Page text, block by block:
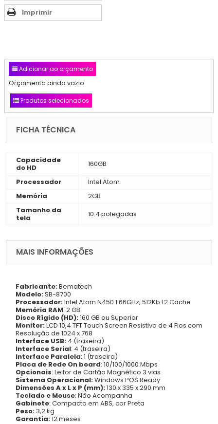
Imprimir
Adicionar ao orçamento
Orçamento ainda vazio
Produtos selecionados
FICHA TÉCNICA
Capacidade
do HD
160GB
Processador
Intel Atom
Memória
2GB
Tamanho da
tela
10.4 polegadas
MAIS INFORMAÇÕES
Fabricante:Bematech
Modelo:SB-8700
Processador:Intel Atom N450 1.66GHz, 512Kb L2 Cache
Memória RAM: 2 GB
Disco Rígido (HD):160 GB ou Superior
Monitor:LCD 10,4 TFT Touch Screen Resistiva de 4 Fios com
Resolução de 1024 x 768
Interface USB: 4 (traseira)
Interface Serial: 4 (traseira)
Interface Paralela: 1 (traseira)
Placa de Rede On board: 10/100/1000 Mbps
Opcionais: Leitor de Cartão Magnético 3 vias
Sistema Operacional:Windows POS Ready
Dimensões A x L x P (mm):130 x 335 x 290 mm
Teclado e Mouse: Não Acompanha
Gabinete: Compacto em ABS, cor Preta
Peso: 3,2 kg
Garantia:12 meses